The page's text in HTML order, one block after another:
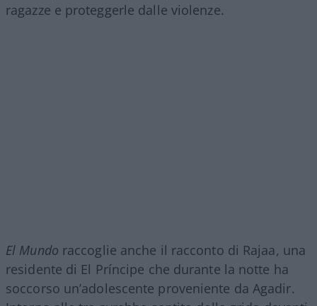
ragazze e proteggerle dalle violenze.
El Mundo raccoglie anche il racconto di Rajaa, una
residente di El Príncipe che durante la notte ha
soccorso un’adolescente proveniente da Agadir.